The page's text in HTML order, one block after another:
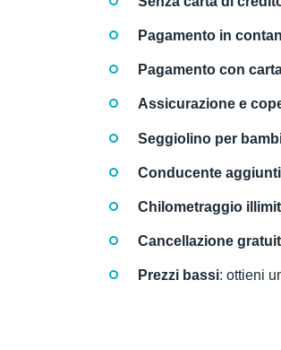
Pagamento in
Pagamento con
Assicurazione e
Seggiolino per
Conducente
Chilometraggio
Cancellazione
Prezzi bassi: ottieni